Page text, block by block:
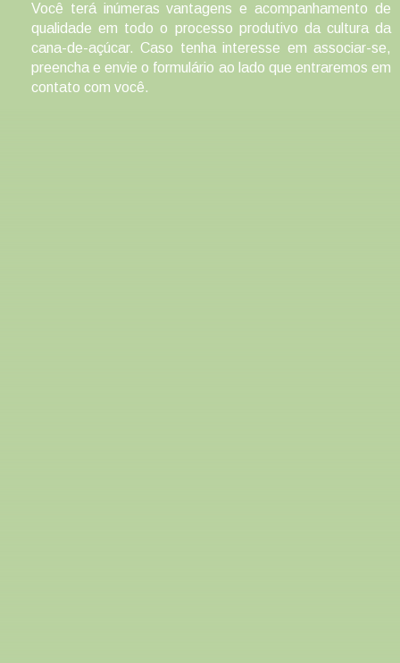
Você terá inúmeras vantagens e acompanhamento de
qualidade em todo o processo produtivo da cultura da
cana-de-açúcar. Caso tenha interesse em associar-se,
preencha e envie o formulário ao lado que entraremos em
contato com você.